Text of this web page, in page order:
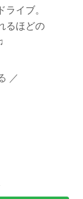
イブ。
るほどの